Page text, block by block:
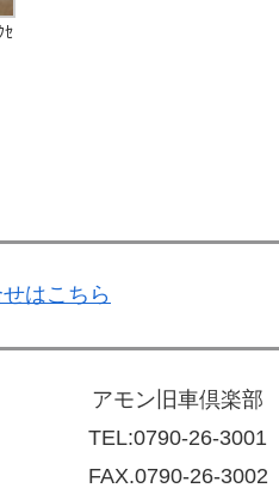
ｾ
はこちら
アモン旧車倶楽部
TEL:0790-26-3001
FAX.0790-26-3002